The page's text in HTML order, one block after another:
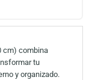
cm) combina
tu
y organizado.